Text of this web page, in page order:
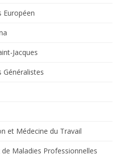
Européen
Jacques
Généralistes
et Médecine du Travail
de Maladies Professionnelles